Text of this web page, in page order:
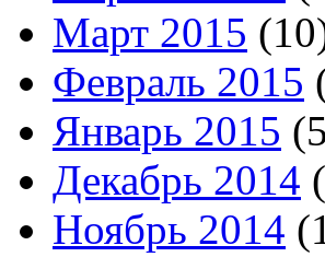
Март 2015
Февраль 2015
Январь 2015
Декабрь 2014
Ноябрь 2014